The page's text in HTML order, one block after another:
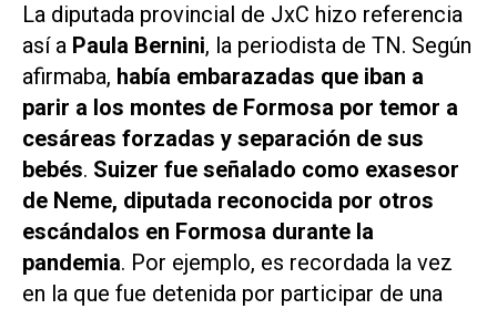
La diputada provincial de JxC hizo referencia
así a Paula Bernini, la periodista de TN. Según
afirmaba, había embarazadas que iban a
parir a los montes de Formosa por temor a
cesáreas forzadas y separación de sus
bebés. Suizer fue señalado como exasesor
de Neme, diputada reconocida por otros
escándalos en Formosa durante la
pandemia. Por ejemplo, es recordada la vez
en la que fue detenida por participar de una